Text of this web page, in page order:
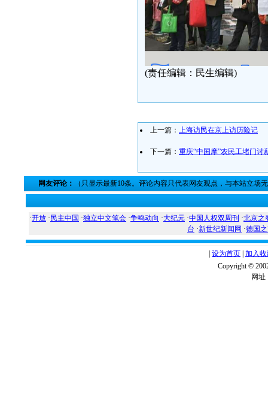
(责任编辑：民生编辑)
上一篇： 上海访民在京上访历险记
下一篇： 重庆“中国摩”农民工堵门讨
网友评论： （只显示最新10条。评论内容只代表网友观点，与本站立场
·开放 · 民主中国 ·独立中文笔会 ·争鸣动向 ·大纪元 ·中国人权双周刊 ·北京之
台 ·新世纪新闻网 ·德国
设为首页 加入
Copyright ©
网址